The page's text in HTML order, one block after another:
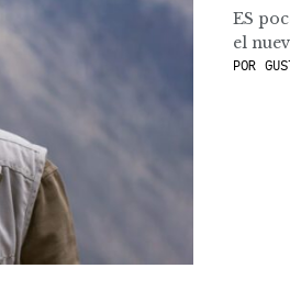
ES
el
POR